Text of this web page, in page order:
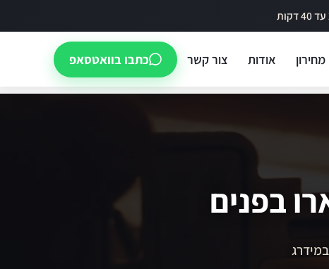
מחירון אודות צור קשר כתבו בוואטסאפ
בפנים